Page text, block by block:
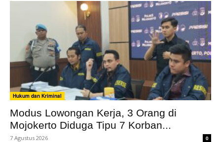
Hukum dan Kriminal
Modus Lowongan Kerja, 3 Orang di
Mojokerto Diduga Tipu 7 Korban...
7 Agustus 2026 0